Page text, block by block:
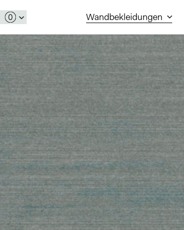
Wandbekleidungen